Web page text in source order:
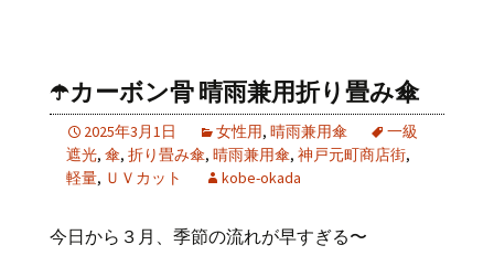
☂️カーボン骨 晴雨兼用折り畳み傘
2025年3月1日 女性用, 晴雨兼用傘
一級
遮光, 傘, 折り畳み傘, 晴雨兼用傘, 神戸元町商店街,
軽量, ＵＶカット kobe-okada
今日から３月、季節の流れが早すぎる〜